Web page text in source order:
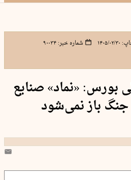
۱۴۰۵/۰۲/۳۰ شماره خبر:۹۰۰۳۴
بورس: «نماد» صنایع
باز نمی‌شود